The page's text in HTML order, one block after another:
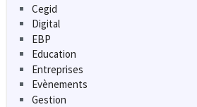
Cegid
Digital
EBP
Education
Entreprises
Evènements
Gestion